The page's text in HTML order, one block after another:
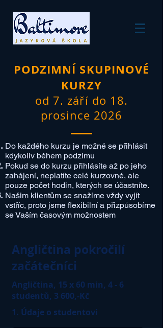
PODZIMNÍ SKUPINOVÉ
KURZY
od 7. září do 18.
prosince 2026
​Do každého kurzu je možné se přihlásit
kdykoliv během podzimu
Pokud se do kurzu přihlásíte až po jeho
zahájení, neplatíte celé kurzovné, ale
pouze počet hodin, kterých se účastníte.
Našim klientům se snažíme vždy vyjít
vstříc, proto jsme flexibilní a přizpůsobíme
se Vaším časovým možnostem
Angličtina pokročilí
začátečníci
Angličtina, 15 x 60 min, 4 - 6
studentů, 3 600,-Kč
1. Údaje o studentovi